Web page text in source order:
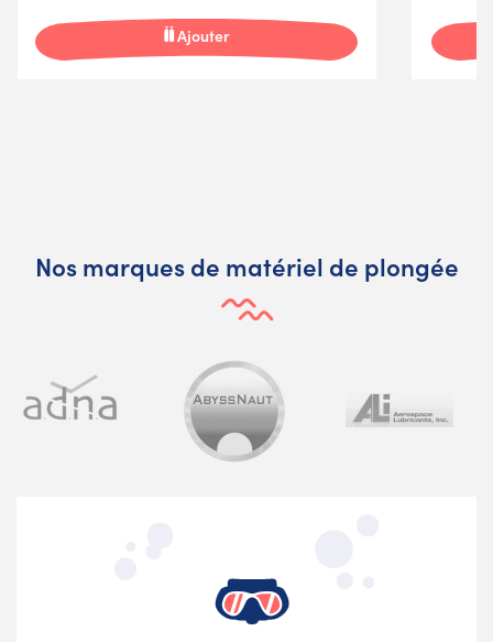
Ajouter
Nos marques de matériel de plongée